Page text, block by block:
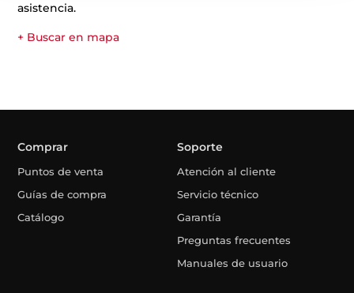
asistencia.
+ Buscar en mapa
Comprar
Puntos de venta
Guías de compra
Catálogo
Soporte
Atención al cliente
Servicio técnico
Garantía
Preguntas frecuentes
Manuales de usuario